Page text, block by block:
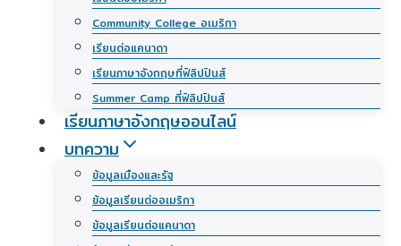
Community College อเมริกา
เรียนต่อแคนาดา
เรียนภาษาอังกฤษที่ฟิลิปปินส์
Summer Camp ที่ฟิลิปปินส์
เรียนภาษาอังกฤษออนไลน์
บทความ
ข้อมูลเมืองและรัฐ
ข้อมูลเรียนต่ออเมริกา
ข้อมูลเรียนต่อแคนาดา